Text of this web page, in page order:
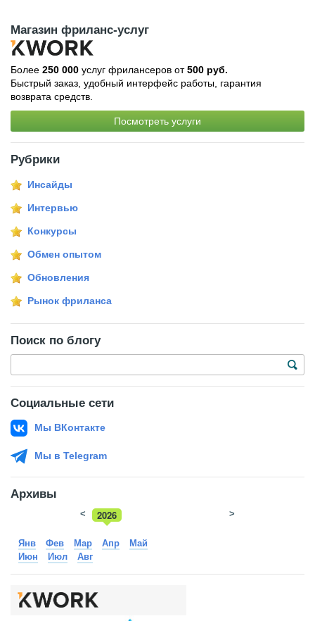
Магазин фриланс-услуг
Более 250 000 услуг фрилансеров от500 руб.
Быстрый заказ, удобный интерфейс работы, гарантия
возврата средств.
Посмотреть услуги
Рубрики
Инсайды
Интервью
Конкурсы
Обмен опытом
Обновления
Рынок фриланса
Поиск по блогу
Социальные сети
Мы ВКонтакте
Мы в Telegram
Архивы
2026
2025
< >
Янв Фев Мар Апр
Май
Июн
Июл Авг